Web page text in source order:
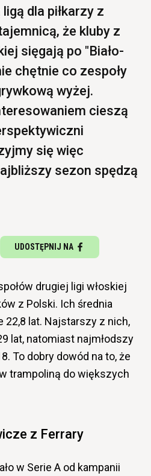
dla piłkarzy z
że kluby z
sięgają po "Biało-
chętnie co zespoły
wyżej.
cieszą
się więc
sezon spędzą
UDOSTĘPNIJ NA
drugiej ligi włoskiej
z Polski. Ich średnia
lat. Najstarszy z nich,
lat, natomiast najmłodszy
To dobry dowód na to, że
trampoliną do większych
z Ferrary
w Serie A od kampanii